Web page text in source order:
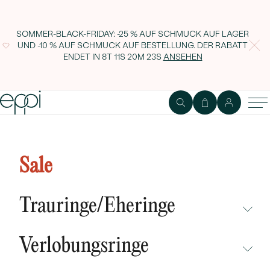
SOMMER-BLACK-FRIDAY: -25 % AUF SCHMUCK AUF LAGER
UND -10 % AUF SCHMUCK AUF BESTELLUNG. DER RABATT
ENDET IN 8T 11S 20M 22S ANSEHEN
Sale
Trauringe/Eheringe
NEUHEITEN
Verlobungsringe
Tansaniten, Rubinen und
Diamanten Halli